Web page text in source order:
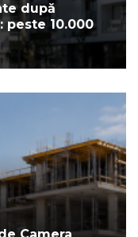
după
peste 10.000